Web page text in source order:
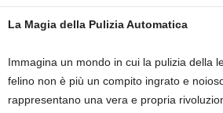
La Magia della Pulizia Automatica
Immagina un mondo in cui la pulizia della
felino non è più un compito ingrato e
rappresentano una vera e propria